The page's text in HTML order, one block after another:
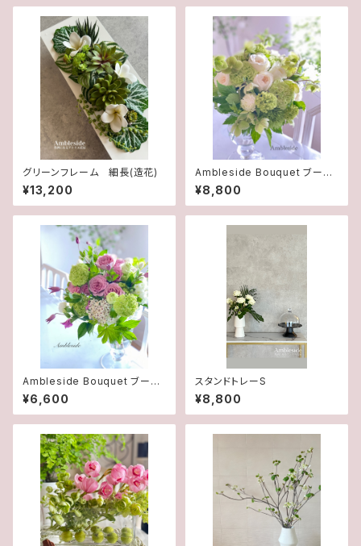
グリーンフレーム 細長(造花)
¥13,200
Ambleside Bouquet ブーケ
M
¥8,800
Ambleside Bouquet ブーケ
S
¥6,600
スタンドトレーS
¥8,800